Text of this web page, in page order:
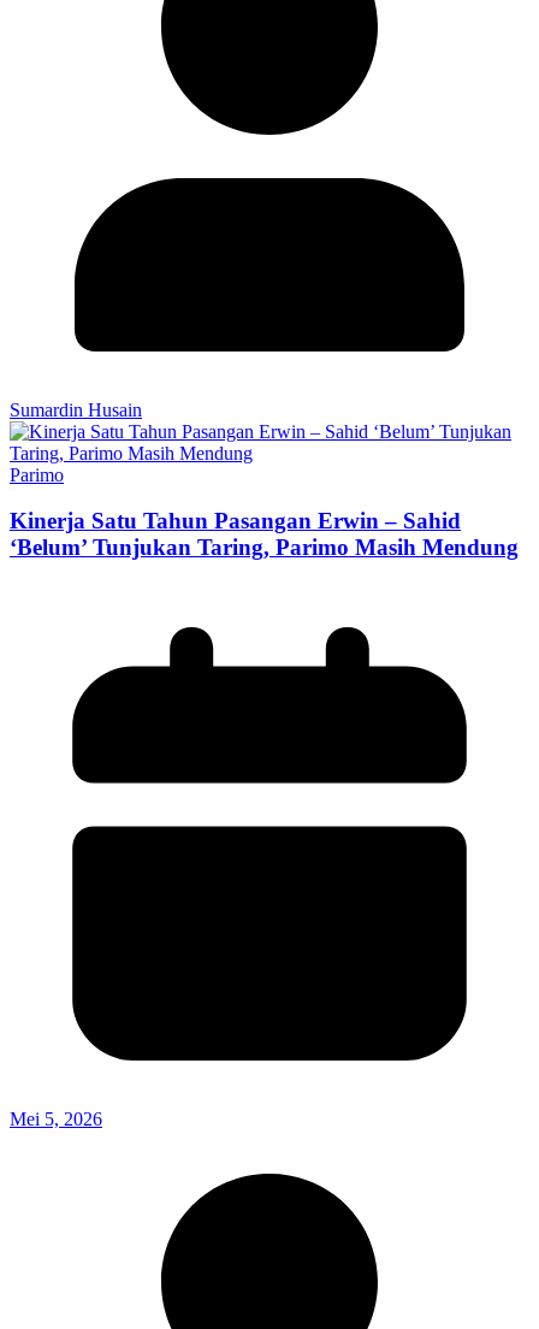
Sumardin Husain
Parimo
Kinerja Satu Tahun Pasangan Erwin – Sahid
‘Belum’ Tunjukan Taring, Parimo Masih Mendung
Mei 5, 2026